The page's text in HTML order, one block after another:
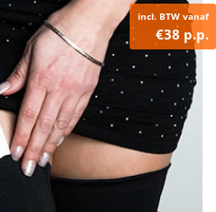
incl. BTW vanaf
€38 p.p.